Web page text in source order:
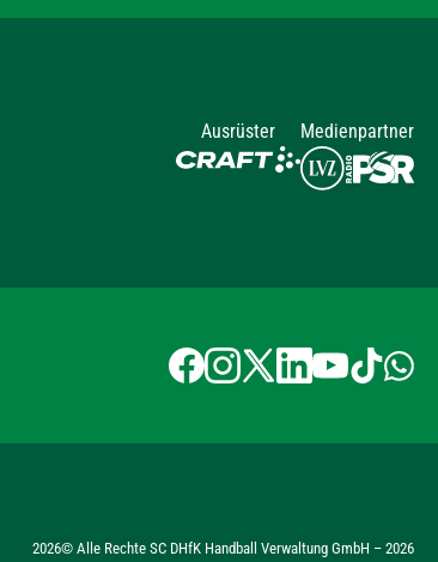
Ausrüster
Medienpartner
2026© Alle Rechte SC DHfK Handball Verwaltung GmbH – 2026